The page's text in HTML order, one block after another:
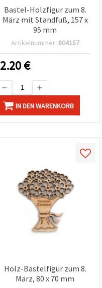
Bastel-Holzfigur zum 8.
März mit Standfuß, 157 x
95 mm
Artikelnummer: 804157
2.20€
IN DEN WARENKORB
Holz-Bastelfigur zum 8.
März, 80 x 70 mm